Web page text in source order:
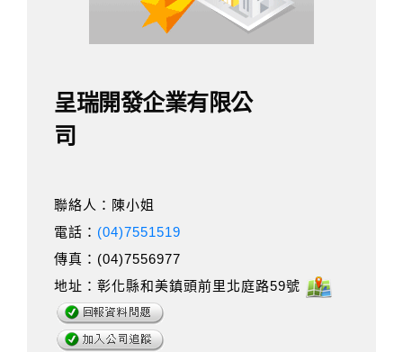
呈瑞開發企業有限公
司
聯絡人：陳小姐
電話： (04)7551519
傳真：(04)7556977
地址：彰化縣和美鎮頭前里北庭路59號